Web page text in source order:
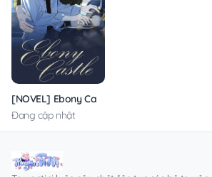
[NOVEL] Ebony Castle
Đang cập nhật